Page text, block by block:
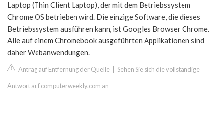
Laptop (Thin Client Laptop), der mit dem Betriebssystem
Chrome OS betrieben wird. Die einzige Software, die dieses
Betriebssystem ausführen kann, ist Googles Browser Chrome.
Alle auf einem Chromebook ausgeführten Applikationen sind
daher Webanwendungen.
Antrag auf Entfernung der Quelle Sehen Sie sich die vollständige
Antwort auf computerweekly.com an